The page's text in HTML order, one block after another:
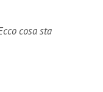
cosa sta